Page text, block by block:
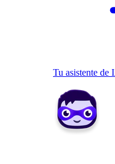
Tu asistente de